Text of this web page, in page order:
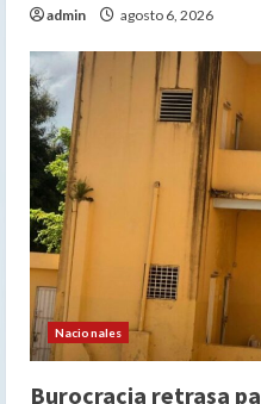
admin agosto 6, 2026
Nacionales
Burocracia retrasa